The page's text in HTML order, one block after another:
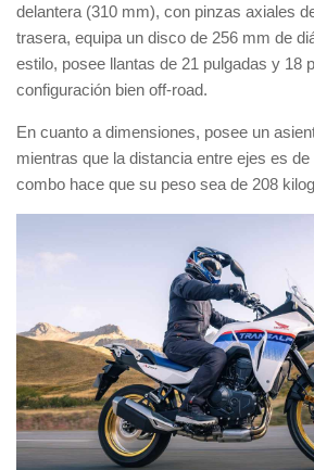
delantera (310 mm), con pinzas axiales
trasera, equipa un disco de 256 mm de
estilo, posee llantas de 21 pulgadas y 18
configuración bien off-road.
En cuanto a dimensiones, posee un
mientras que la distancia entre ejes es
combo hace que su peso sea de 208